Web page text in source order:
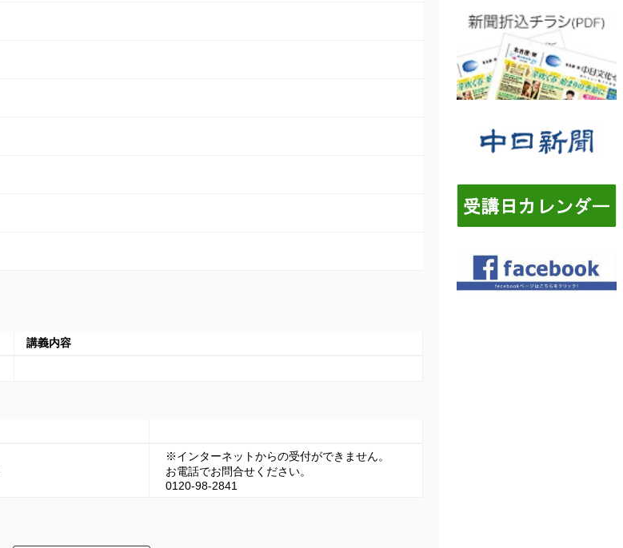
講義内容
※インターネットからの受付ができません。
お電話でお問合せください。
0120-98-2841